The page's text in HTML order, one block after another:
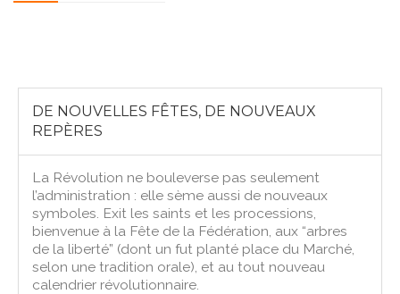
DE NOUVELLES FÊTES, DE NOUVEAUX
REPÈRES
La Révolution ne bouleverse pas seulement
l’administration : elle sème aussi de nouveaux
symboles. Exit les saints et les processions,
bienvenue à la Fête de la Fédération, aux “arbres
de la liberté” (dont un fut planté place du Marché,
selon une tradition orale), et au tout nouveau
calendrier révolutionnaire.